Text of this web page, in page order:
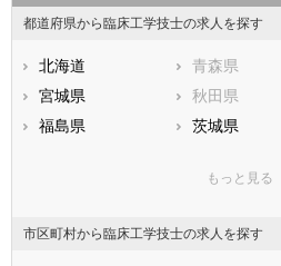
都道府県から臨床工学技士の求人を探す
北海道 青森県
宮城県
秋田県
福島県
茨城県
神奈川県
石川県
福井県
もっと見る
市区町村から臨床工学技士の求人を探す